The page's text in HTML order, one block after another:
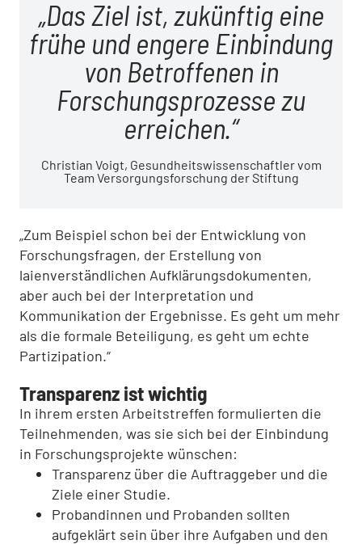
Das Ziel ist, zukünftig eine
frühe und engere Einbindung
von Betroffenen in
Forschungsprozesse zu
erreichen.
Christian Voigt, Gesundheitswissenschaftler vom
Team Versorgungsforschung der Stiftung
„Zum Beispiel schon bei der Entwicklung von
Forschungsfragen, der Erstellung von
laienverständlichen Aufklärungsdokumenten,
aber auch bei der Interpretation und
Kommunikation der Ergebnisse. Es geht um mehr
als die formale Beteiligung, es geht um echte
Partizipation.“
Transparenz ist wichtig
In ihrem ersten Arbeitstreffen formulierten die
Teilnehmenden, was sie sich bei der Einbindung
in Forschungsprojekte wünschen:
Transparenz über die Auftraggeber und die
Ziele einer Studie.
Probandinnen und Probanden sollten
aufgeklärt sein über ihre Aufgaben und den